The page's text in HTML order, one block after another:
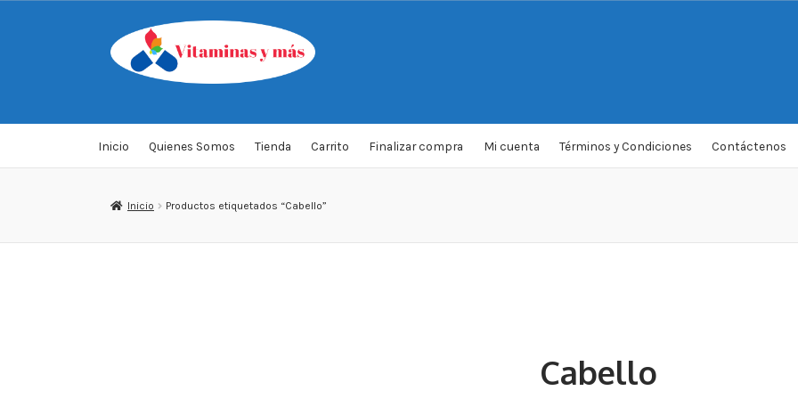
Saltar
a
navegación
al
contenido
Inicio Quienes Somos Tienda Carrito Finalizar compra Mi cuenta Términos y Condiciones Contáctenos
Inicio Productos etiquetados “Cabello”
Cabello